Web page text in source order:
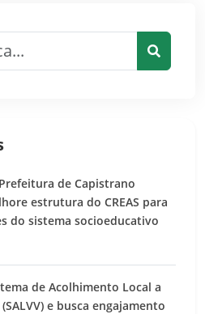
de Capistrano
estrutura do CREAS para
do sistema socioeducativo
de Acolhimento Local a
e busca engajamento